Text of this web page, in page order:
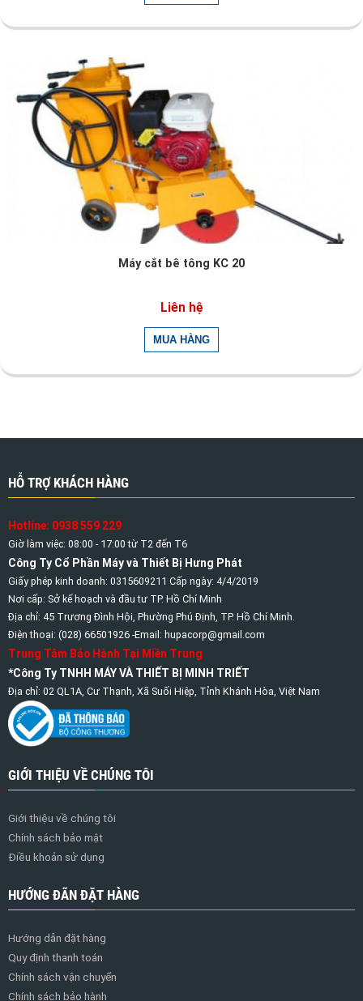
Máy cắt bê tông KC 20
Liên hệ
HỖ TRỢ KHÁCH HÀNG
Hotline: 0938 559 229
Giờ làm việc: 08:00 - 17:00 từ T2 đến T6
Công Ty Cổ Phần Máy và Thiết Bị Hưng Phát
Giấy phép kinh doanh: 0315609211 Cấp ngày: 4/4/2019
Nơi cấp: Sở kế hoạch và đầu tư TP. Hồ Chí Minh
Địa chỉ: 45 Trương Đình Hội, Phường Phú Định, TP. Hồ Chí Minh.
Điện thoại: (028) 66501926 -Email: hupacorp@gmail.com
Trung Tâm Bảo Hành Tại Miền Trung
*Công Ty TNHH MÁY VÀ THIẾT BỊ MINH TRIẾT
Địa chỉ: 02 QL1A, Cư Thạnh, Xã Suối Hiệp, Tỉnh Khánh Hòa, Việt Nam
GIỚI THIỆU VỀ CHÚNG TÔI
Giới thiệu về chúng tôi
Chính sách bảo mật
Điều khoản sử dụng
HƯỚNG ĐÃN ĐẶT HÀNG
Hướng dẫn đặt hàng
Quy định thanh toán
Chính sách vận chuyển
Chính sách bảo hành